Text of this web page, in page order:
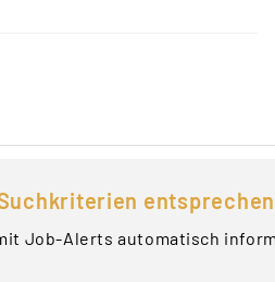
Job-Alerts automatisch